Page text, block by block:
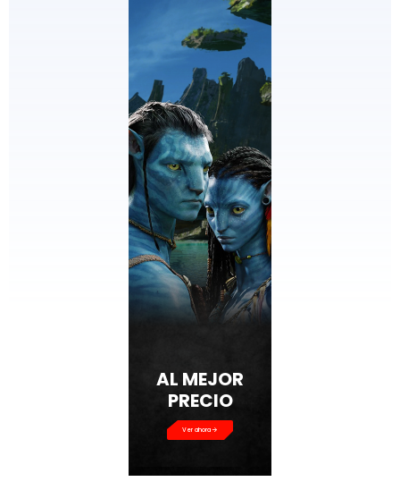
AL MEJOR
PRECIO
Ver ahora